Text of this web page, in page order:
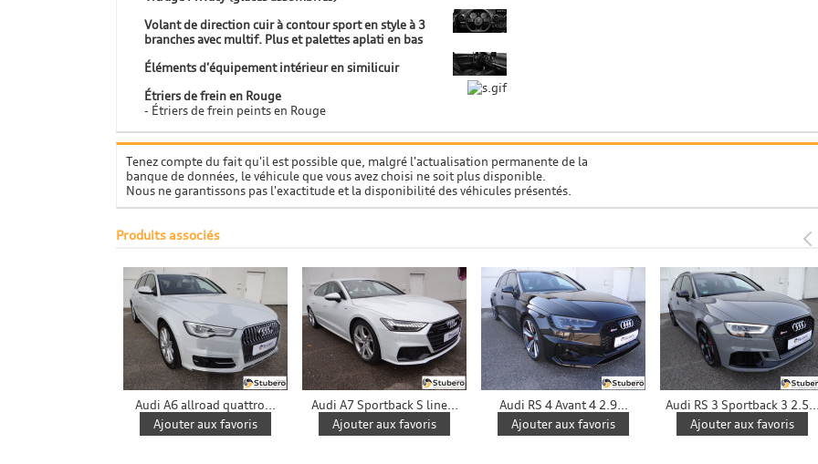
Volant de direction cuir à contour sport en style à 3
branches avec multif. Plus et palettes aplati en bas
Éléments d'équipement intérieur en similicuir
Étriers de frein en Rouge
- Étriers de frein peints en Rouge
Tenez compte du fait qu'il est possible que, malgré l'actualisation permanente de la
banque de données, le véhicule que vous avez choisi ne soit plus disponible.
Nous ne garantissons pas l'exactitude et la disponibilité des véhicules présentés.
Produits associés
Audi A6 allroad quattro...
Ajouter aux favoris
Audi A7 Sportback S line...
Ajouter aux favoris
Audi RS 4 Avant 4 2.9...
Ajouter aux favoris
Audi RS 3 Sportback 3
Ajouter aux favoris